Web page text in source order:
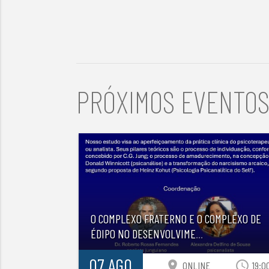
PRÓXIMOS EVENTOS
O COMPLEXO FRATERNO E O COMPLEXO DE
ÉDIPO NO DESENVOLVIME...
location_on ONLINE access_time